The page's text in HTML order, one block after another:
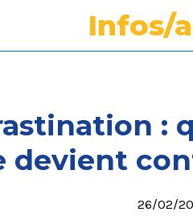
Infos/
:
devient
26/02/